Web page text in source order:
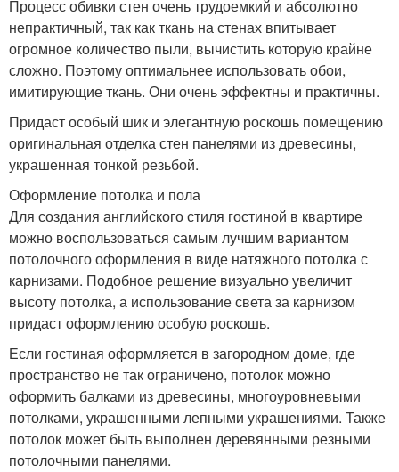
Процесс обивки стен очень трудоемкий и абсолютно
непрактичный, так как ткань на стенах впитывает
огромное количество пыли, вычистить которую крайне
сложно. Поэтому оптимальнее использовать обои,
имитирующие ткань. Они очень эффектны и практичны.
Придаст особый шик и элегантную роскошь помещению
оригинальная отделка стен панелями из древесины,
украшенная тонкой резьбой.
Оформление потолка и пола
Для создания английского стиля гостиной в квартире
можно воспользоваться самым лучшим вариантом
потолочного оформления в виде натяжного потолка с
карнизами. Подобное решение визуально увеличит
высоту потолка, а использование света за карнизом
придаст оформлению особую роскошь.
Если гостиная оформляется в загородном доме, где
пространство не так ограничено, потолок можно
оформить балками из древесины, многоуровневыми
потолками, украшенными лепными украшениями. Также
потолок может быть выполнен деревянными резными
потолочными панелями.